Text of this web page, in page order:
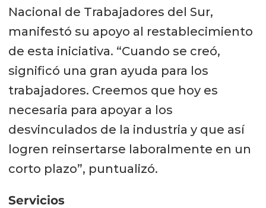
Nacional de Trabajadores del Sur,
manifestó su apoyo al restablecimiento
de esta iniciativa. “Cuando se creó,
significó una gran ayuda para los
trabajadores. Creemos que hoy es
necesaria para apoyar a los
desvinculados de la industria y que así
logren reinsertarse laboralmente en un
corto plazo”, puntualizó.
Servicios